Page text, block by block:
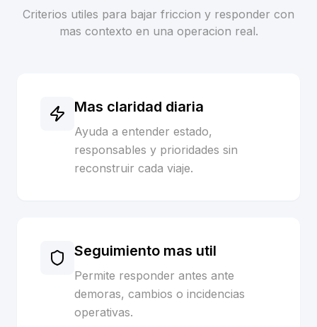
Criterios utiles para bajar friccion y responder con
mas contexto en una operacion real.
Mas claridad diaria
Ayuda a entender estado,
responsables y prioridades sin
reconstruir cada viaje.
Seguimiento mas util
Permite responder antes ante
demoras, cambios o incidencias
operativas.